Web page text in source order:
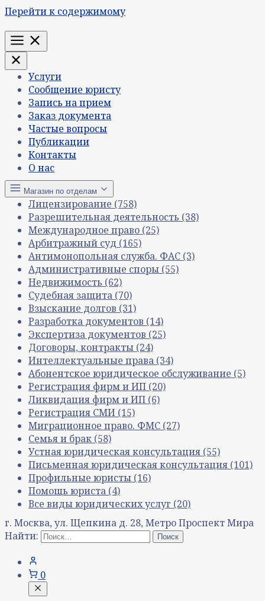
Перейти к содержимому
Меню
Услуги
Сообщение юристу
Запись на прием
Заказ документа
Частые вопросы
Публикации
Контакты
О нас
Магазин по отделам
Лицензирование (758)
Разрешительная деятельность (38)
Международное право (25)
Арбитражный суд (165)
Антимонопольная служба. ФАС (3)
Административные споры (55)
Недвижимость (62)
Судебная защита (70)
Взыскание долгов (31)
Разработка документов (14)
Экспертиза документов (25)
Договоры, контракты (24)
Интеллектуальные права (34)
Абонентское юридическое обслуживание (5)
Регистрация фирм и ИП (20)
Ликвидация фирм и ИП (6)
Регистрация СМИ (15)
Миграционное право. ФМС (27)
Семья и брак (58)
Устная юридическая консультация (55)
Письменная юридическая консультация (101)
Профильные юристы (16)
Помощь юриста (4)
Все виды юридических услуг (20)
г. Москва, ул. Щепкина д. 28, Метро Проспект Мира
Найти:
0